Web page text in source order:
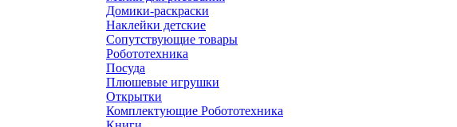
Домики-раскраски
Наклейки детские
Сопутствующие товары
Робототехника
Посуда
Плюшевые игрушки
Открытки
Комплектующие Робототехника